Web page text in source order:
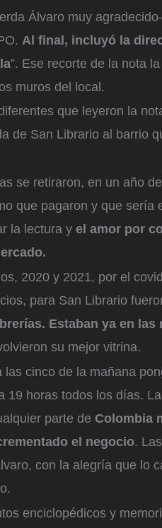
Álvaro muy
Al final, incluyó la
”. Ese recorte de la nota
muros del local.
que leyeron la
de San Librario al barrio
se retiraron, en un año
que pagaron y que
la lectura y el amor por
2020 y 2021, por el
para San Librario
Estaban ya en las
su mejor vitrina.
las cinco de la mañana
19 horas todos los días.
parte de Colombia
el negocio.
con la alegría que lo
enciclopédicos y